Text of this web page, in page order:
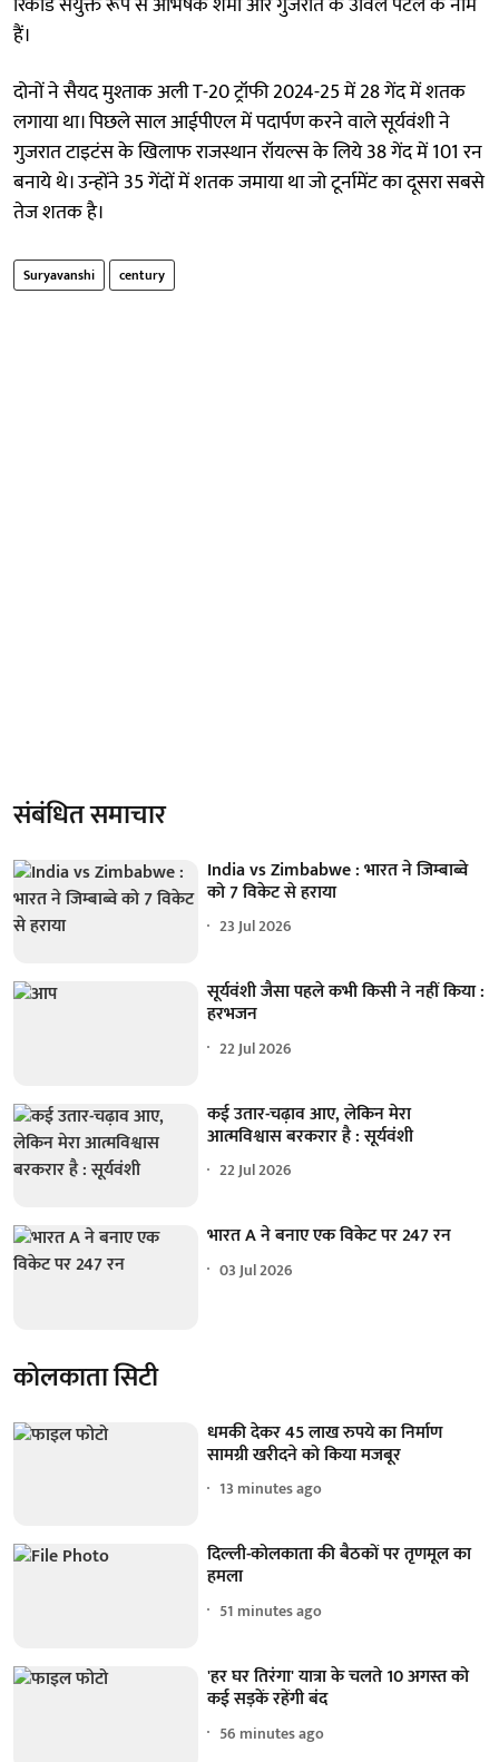
हैं।
दोनों ने सैयद मुश्ताक अली T-20 ट्रॉफी 2024-25 में 28 गेंद में शतक
लगाया था। पिछले साल आईपीएल में पदार्पण करने वाले सूर्यवंशी ने
गुजरात टाइटंस के खिलाफ राजस्थान रॉयल्स के लिये 38 गेंद में 101 रन
बनाये थे। उन्होंने 35 गेंदों में शतक जमाया था जो टूर्नामेंट का दूसरा सबसे
तेज शतक है।
Suryavanshi century
संबंधित समाचार
India vs Zimbabwe : भारत ने जिम्बाब्वे
को 7 विकेट से हराया
23 Jul 2026
सूर्यवंशी जैसा पहले कभी किसी ने नहीं किया :
हरभजन
22 Jul 2026
कई उतार-चढ़ाव आए, लेकिन मेरा
आत्मविश्वास बरकरार है : सूर्यवंशी
22 Jul 2026
भारत A ने बनाए एक विकेट पर 247 रन
03 Jul 2026
कोलकाता सिटी
धमकी देकर 45 लाख रुपये का निर्माण
सामग्री खरीदने को किया मजबूर
13 minutes ago
दिल्ली-कोलकाता की बैठकों पर तृणमूल का
हमला
51 minutes ago
'हर घर तिरंगा' यात्रा के चलते 10 अगस्त को
कई सड़कें रहेंगी बंद
56 minutes ago